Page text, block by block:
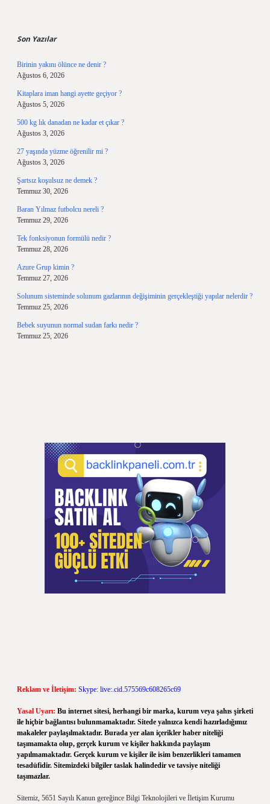
Son Yazılar
Birinin yakını ölünce ne denir ?
Ağustos 6, 2026
Kitaplara iman hangi ayette geçiyor ?
Ağustos 5, 2026
500 kg lık danadan ne kadar et çıkar ?
Ağustos 3, 2026
27 yaşında yüzme öğrenilir mi ?
Ağustos 3, 2026
Şartsız koşulsuz ne demek ?
Temmuz 30, 2026
Baran Yılmaz futbolcu nereli ?
Temmuz 29, 2026
Tek fonksiyonun formülü nedir ?
Temmuz 28, 2026
Azure Grup kimin ?
Temmuz 27, 2026
Solunum sisteminde solunum gazlarının değişiminin gerçekleştiği yapılar nelerdir ?
Temmuz 25, 2026
Bebek suyunun normal sudan farkı nedir ?
Temmuz 25, 2026
Reklam ve İletişim: Skype: live:.cid.575569c608265c69
Yasal Uyarı: Bu internet sitesi, herhangi bir marka, kurum veya şahıs şirketi
ile hiçbir bağlantısı bulunmamaktadır. Sitede yalnızca kendi hazırladığımız
makaleler paylaşılmaktadır. Burada yer alan içerikler haber niteliği
taşımamakta olup, gerçek kurum ve kişiler hakkında paylaşım
yapılmamaktadır. Gerçek kurum ve kişiler ile isim benzerlikleri tamamen
tesadüfidir. Sitemizdeki bilgiler taslak halindedir ve tavsiye niteliği
taşımazlar.
Sitemiz, 5651 Sayılı Kanun gereğince Bilgi Teknolojileri ve İletişim Kurumu